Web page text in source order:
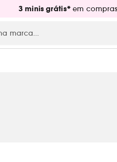
3 minis grátis* em